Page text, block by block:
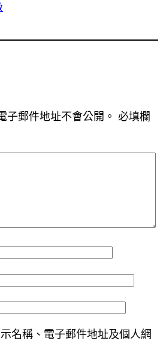
子郵件地址不會公開。 必填欄
名稱、電子郵件地址及個人網